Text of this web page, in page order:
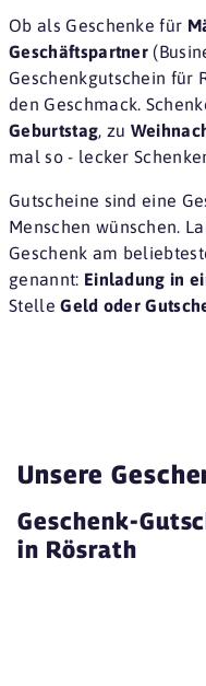
Ob als Geschenke für
Geschäftspartner
Geschenkgutschein für
den Geschmack.
Geburtstag, zu
mal so - lecker
Gutscheine sind eine
Menschen wünschen.
Geschenk am
genannt: Einladung in
StelleGeld oder
Unsere
Geschenk-
in Rösrath